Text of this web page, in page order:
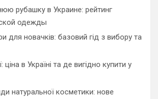
рубашку в Украине: рейтинг
одежды
для новачків: базовий гід з вибору та
ціна в Україні та де вигідно купити у
натуральної косметики: нове